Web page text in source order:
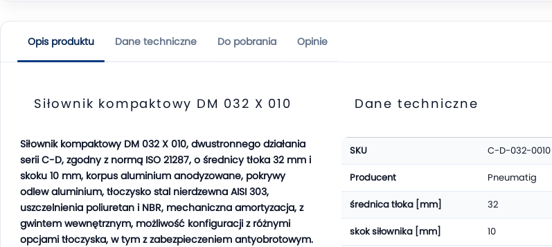
Opis produktu Dane techniczne Do pobrania Opinie
Siłownik kompaktowy DM 032 X 010
Siłownik kompaktowy DM 032 X 010, dwustronnego działania
serii C-D, zgodny z normą ISO 21287, o średnicy tłoka 32 mm i
skoku 10 mm, korpus aluminium anodyzowane, pokrywy
odlew aluminium, tłoczysko stal nierdzewna AISI 303,
uszczelnienia poliuretan i NBR, mechaniczna amortyzacja, z
gwintem wewnętrznym, możliwość konfiguracji z różnymi
opcjami tłoczyska, w tym z zabezpieczeniem antyobrotowym.
Dane techniczne
Więcej
informacji
SKU C-D-032-0010
Producent Pneumatig
średnica tłoka [mm] 32
skok siłownika [mm] 10